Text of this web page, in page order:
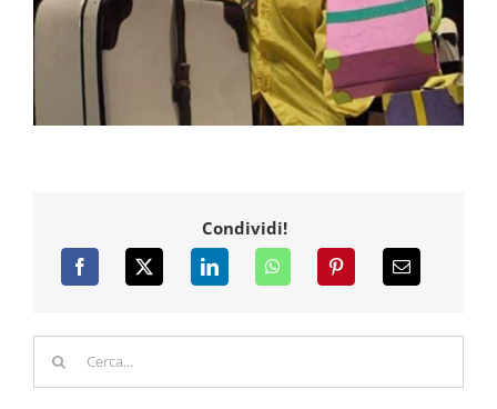
Condividi!
Cerca
per: